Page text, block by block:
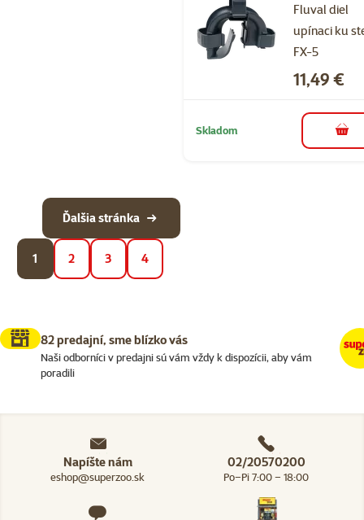
Fluval diel
upínaci ku
FX-5
Cena
11,49 €
Skladom do
1 2 3 4
Ďalšia stránka
82 predajní, sme blízko vás
Naši odborníci v predajni sú vám vždy k dispozícii, aby vám
poradili
Napíšte nám
eshop@superzoo.sk
02/20570200
Po–Pi 7:00 – 18:00